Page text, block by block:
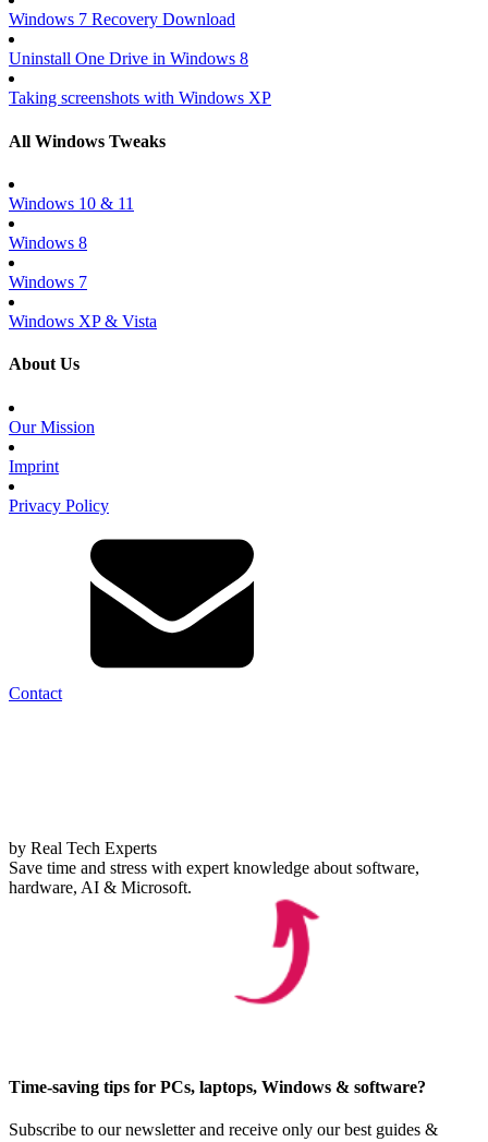
Windows 7 Recovery Download
Uninstall One Drive in Windows 8
Taking screenshots with Windows XP
All Windows Tweaks
Windows 10 & 11
Windows 8
Windows 7
Windows XP & Vista
About Us
Our Mission
Imprint
Privacy Policy
Contact
by Real Tech Experts
Save time and stress with expert knowledge about software,
hardware, AI & Microsoft.
Time-saving tips for PCs, laptops, Windows & software?
Subscribe to our newsletter and receive only our best guides &